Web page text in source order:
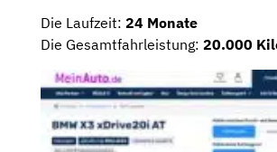
Die Laufzeit: 24 Monate
Die Gesamtfahrleistung: 20.000